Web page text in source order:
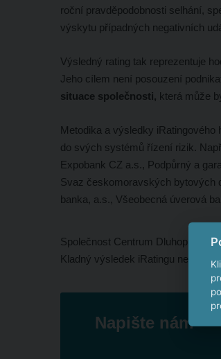
roční pravděpodobnosti selhání,
výskytu případných negativních
Výsledný rating tak reprezentuje
Jeho cílem není posouzení
situace společnosti, která může
Metodika a výsledky
do svých systémů řízení rizik.
Expobank CZ a.s., Podpůrný a
Svaz českomoravských bytových
banka, a.s., Všeobecná úverová
Společnost Centrum Dluhopisů
Kladný výsledek iRatingu nemusí
Napište nám